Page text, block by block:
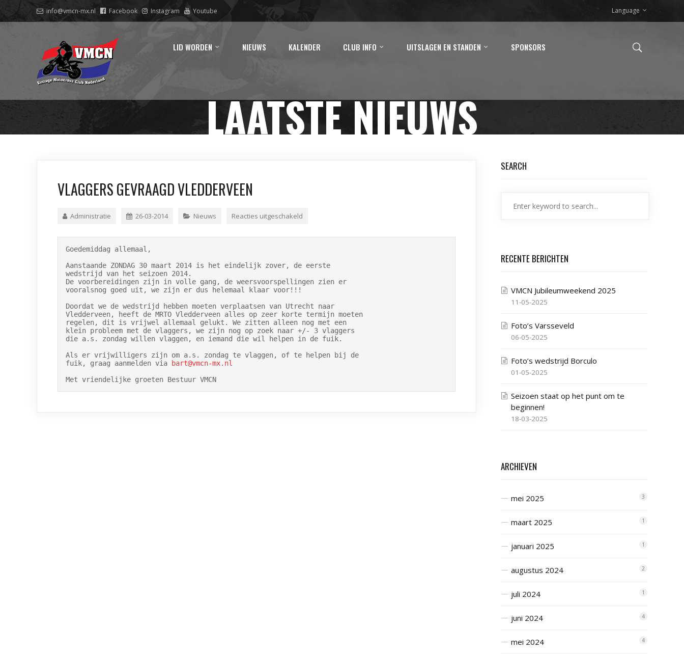
info@vmcn-mx.nl Facebook Instagram Youtube Language
LID WORDEN NIEUWS KALENDER CLUB INFO UITSLAGEN EN STANDEN SPONSORS
LAATSTE NIEUWS
VLAGGERS GEVRAAGD VLEDDERVEEN
Administratie 26-03-2014 Nieuws Reacties uitgeschakeld
Goedemiddag allemaal,
Aanstaande ZONDAG 30 maart 2014 is het eindelijk zover, de eerste
wedstrijd van het seizoen 2014.
De voorbereidingen zijn in volle gang, de weersvoorspellingen zien er
vooralsnog goed uit, we zijn er dus helemaal klaar voor!!!
Doordat we de wedstrijd hebben moeten verplaatsen van Utrecht naar
Vledderveen, heeft de MRTO Vledderveen alles op zeer korte termijn moeten
regelen, dit is vrijwel allemaal gelukt. We zitten alleen nog met een
klein probleem met de vlaggers, we zijn nog op zoek naar +/- 3 vlaggers
die a.s. zondag willen vlaggen, en iemand die wil helpen in de fuik.
Als er vrijwilligers zijn om a.s. zondag te vlaggen, of te helpen bij de
fuik, graag aanmelden via
bart@vmcn-mx.nl
Met vriendelijke groeten Bestuur VMCN
SEARCH
RECENTE BERICHTEN
VMCN Jubileumweekend 2025
11-05-2025
Foto’s Varsseveld
06-05-2025
Foto’s wedstrijd Borculo
01-05-2025
Seizoen staat op het punt om te
beginnen!
18-03-2025
ARCHIEVEN
mei 2025 3
maart 2025 1
januari 2025 1
augustus 2024 2
juli 2024 1
juni 2024 4
mei 2024 4